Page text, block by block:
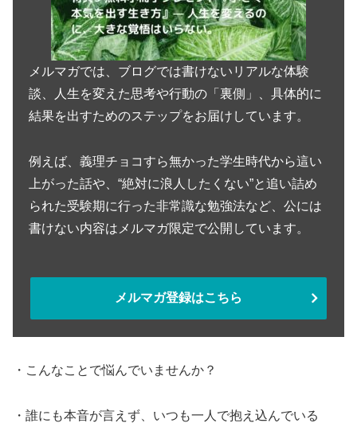
メルマガでは、ブログでは書けないリアルな体験
談、人生を変えた思考や行動の「裏側」、具体的に
結果を出すためのステップをお届けしています。
例えば、義理チョコすら無かった学生時代から這い
上がった話や、“絶対に浪人したくない”と追い詰め
られた受験期に行った非常識な勉強法など、公には
書けない内容はメルマガ限定で公開しています。
メルマガ登録はこちら
・こんなことで悩んでいませんか？
・誰にも本音が言えず、いつも一人で抱え込んでいる